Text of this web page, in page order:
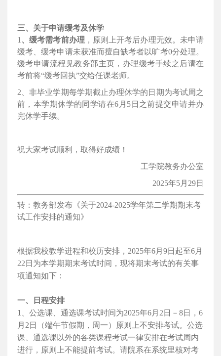
三、关于申请缓考及休学
1 、缓考需考前办理 ， 原则上开考后办理无效。未申请
缓考、缓考申请未获准而擅自缺考者以旷考0分处理。
缓考申请流程见教务部主页， 办理缓考手续之后请在
考前将“缓考回执”交给任课老师。
2、非毕业学期每学期截止办理休学的日期为考试周之
前，本学期休学的同学请在6 月5 日之前提交申请并办
完休学手续。
祝大家考试顺利，取得好成绩！
工学院教务办公室
2025年5月29日
转：教务部发布《关于2024-2025学年第二学期期末考
试工作安排的通知》
根据我校教学进程和校历安排， 2025年6月 9日起至6月
22 日为本学期期末考试时间，现将期末考试的有关事
项通知如下：
一、日程安排
1
、公选课、通选课考试时间为2025年6月 2 日－ 8日， 6
月 2 日（端午节假期，周一）原则上不安排考试。公选
课、通选课以外的各类课程考试一律安排在考试周内
进行， 原则上不能提前考试。请院系在系统里核对考